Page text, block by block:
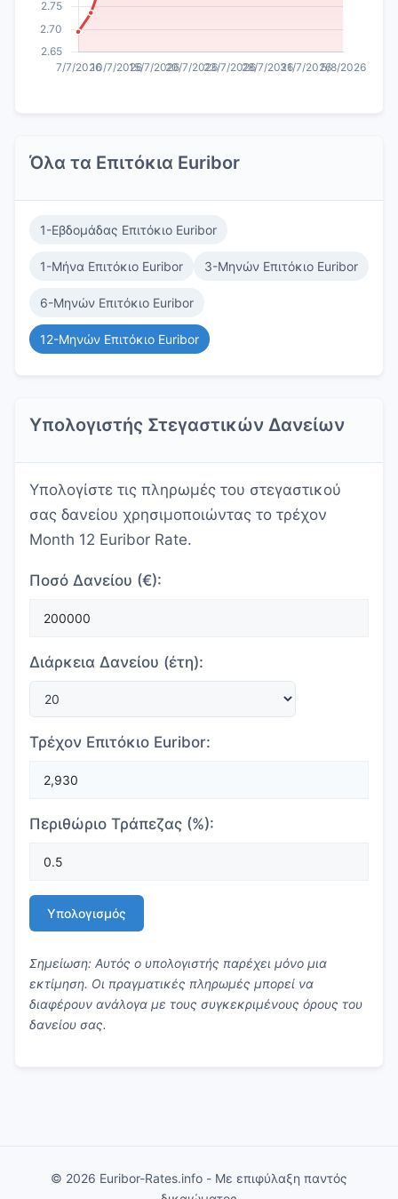
Όλα τα Επιτόκια Euribor
1-Εβδομάδας Επιτόκιο Euribor
1-Μήνα Επιτόκιο Euribor 3-Μηνών Επιτόκιο Euribor
6-Μηνών Επιτόκιο Euribor
12-Μηνών Επιτόκιο Euribor
Υπολογιστής Στεγαστικών Δανείων
Υπολογίστε τις πληρωμές του στεγαστικού
σας δανείου χρησιμοποιώντας το τρέχον
Month 12 Euribor Rate.
Ποσό Δανείου (€):
Διάρκεια Δανείου (έτη):
Τρέχον Επιτόκιο Euribor:
Περιθώριο Τράπεζας (%):
Υπολογισμός
Σημείωση: Αυτός ο υπολογιστής παρέχει μόνο μια
εκτίμηση. Οι πραγματικές πληρωμές μπορεί να
διαφέρουν ανάλογα με τους συγκεκριμένους όρους του
δανείου σας.
© 2026 Euribor-Rates.info - Με επιφύλαξη παντός